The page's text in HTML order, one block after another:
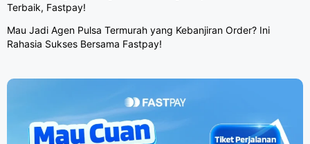
Terbaik, Fastpay!
Mau Jadi Agen Pulsa Termurah yang Kebanjiran Order? Ini
Rahasia Sukses Bersama Fastpay!